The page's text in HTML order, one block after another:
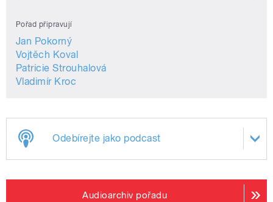
Pořad připravují
Jan Pokorný
Vojtěch Koval
Patricie Strouhalová
Vladimír Kroc
Odebírejte jako podcast
Audioarchiv pořadu